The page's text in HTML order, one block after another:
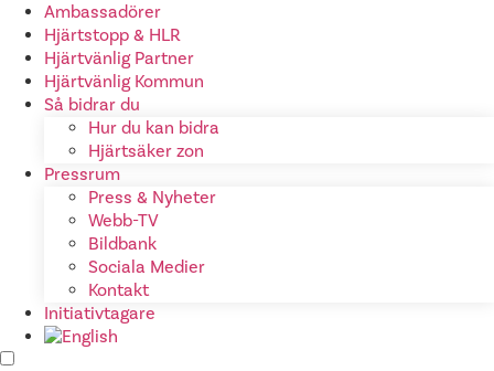
Ambassadörer
Hjärtstopp & HLR
Hjärtvänlig Partner
Hjärtvänlig Kommun
Så bidrar du
Hur du kan bidra
Hjärtsäker zon
Pressrum
Press & Nyheter
Webb-TV
Bildbank
Sociala Medier
Kontakt
Initiativtagare